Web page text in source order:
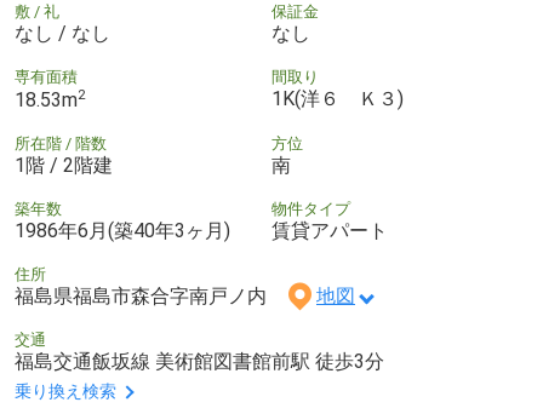
敷 / 礼
なし / なし
保証金
なし
専有面積
18.53m2
間取り
1K(洋６ Ｋ３)
所在階 / 階数
1階 / 2階建
方位
南
築年数
1986年6月(築40年3ヶ月)
物件タイプ
賃貸アパート
住所
福島県福島市森合字南戸ノ内 地図
交通
福島交通飯坂線 美術館図書館前駅 徒歩3分
乗り換え検索